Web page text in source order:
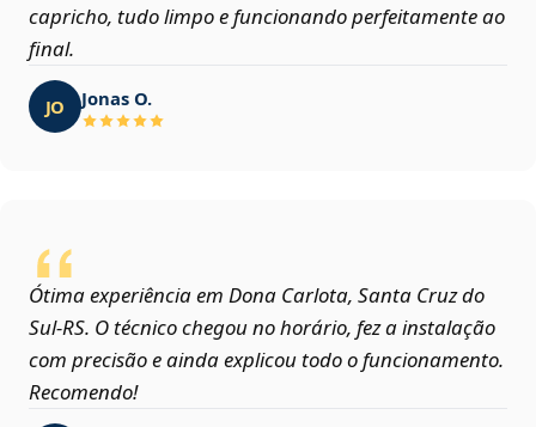
capricho, tudo limpo e funcionando perfeitamente ao
final.
JO Jonas O.
Ótima experiência em Dona Carlota, Santa Cruz do
Sul‑RS. O técnico chegou no horário, fez a instalação
com precisão e ainda explicou todo o funcionamento.
Recomendo!